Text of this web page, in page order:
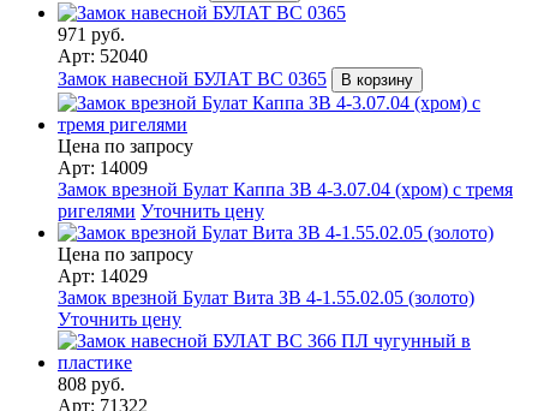
971 руб.
Арт: 52040
Замок навесной БУЛАТ ВС 0365
В корзину
Цена по запросу
Арт: 14009
Замок врезной Булат Каппа ЗВ 4-3.07.04 (хром) с тремя
ригелями Уточнить цену
Цена по запросу
Арт: 14029
Замок врезной Булат Вита ЗВ 4-1.55.02.05 (золото)
Уточнить цену
808 руб.
Арт: 71322